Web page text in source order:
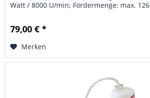
Watt / 8000 U/min; Fördermenge: max.
79,00 € *
Merken